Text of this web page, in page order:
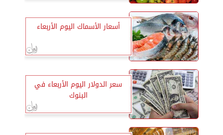
أسعار الأسماك اليوم الأربعاء
سعر الدولار اليوم الأربعاء في
البنوك